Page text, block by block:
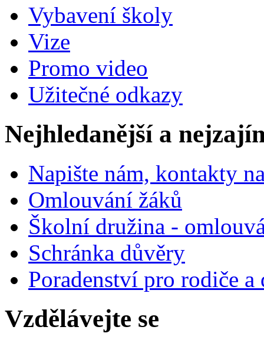
Vybavení školy
Vize
Promo video
Užitečné odkazy
Nejhledanější a
Napište nám, kontakty
Omlouvání žáků
Školní družina -
Schránka důvěry
Poradenství pro rodiče
Vzdělávejte se